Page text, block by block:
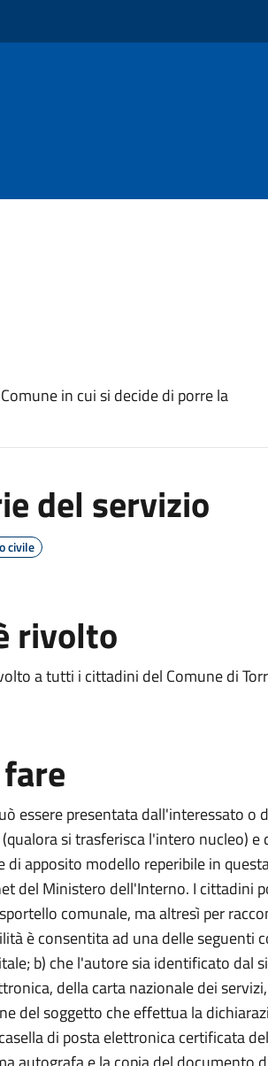
in cui si decide di porre la
del servizio
civile
rivolto
a tutti i cittadini del Comune di
essere presentata dall'interessato
si trasferisca l'intero nucleo)
di apposito modello reperibile in
del Ministero dell'Interno. I cittadini
comunale, ma altresì per
è consentita ad una delle seguenti
b) che l'autore sia identificato dal
della carta nazionale dei
del soggetto che effettua la
di posta elettronica certificata